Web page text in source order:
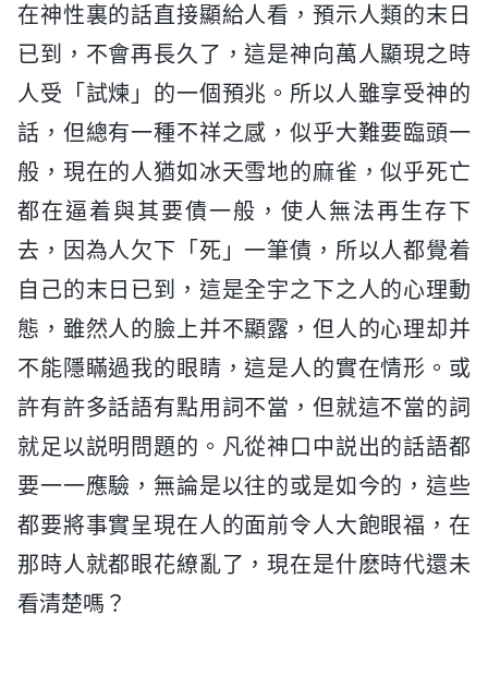
在神性裏的話直接顯給人看，預示人類的末日
已到，不會再長久了，這是神向萬人顯現之時
人受「試煉」的一個預兆。所以人雖享受神的
話，但總有一種不祥之感，似乎大難要臨頭一
般，現在的人猶如冰天雪地的麻雀，似乎死亡
都在逼着與其要債一般，使人無法再生存下
去，因為人欠下「死」一筆債，所以人都覺着
自己的末日已到，這是全宇之下之人的心理動
態，雖然人的臉上并不顯露，但人的心理却并
不能隱瞞過我的眼睛，這是人的實在情形。或
許有許多話語有點用詞不當，但就這不當的詞
就足以説明問題的。凡從神口中説出的話語都
要一一應驗，無論是以往的或是如今的，這些
都要將事實呈現在人的面前令人大飽眼福，在
那時人就都眼花繚亂了，現在是什麽時代還未
看清楚嗎？